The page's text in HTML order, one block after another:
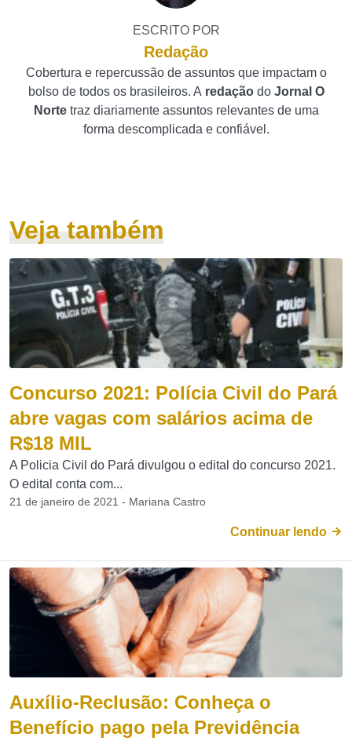
ESCRITO POR
Redação
Cobertura e repercussão de assuntos que impactam o
bolso de todos os brasileiros. A redação do Jornal O
Norte traz diariamente assuntos relevantes de uma
forma descomplicada e confiável.
Veja também
Concurso 2021: Polícia Civil do Pará
abre vagas com salários acima de
R$18 MIL
A Policia Civil do Pará divulgou o edital do concurso 2021.
O edital conta com...
21 de janeiro de 2021 - Mariana Castro
Continuar lendo
Auxílio-Reclusão: Conheça o
Benefício pago pela Previdência